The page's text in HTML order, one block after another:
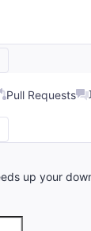
Pull Requests
up your